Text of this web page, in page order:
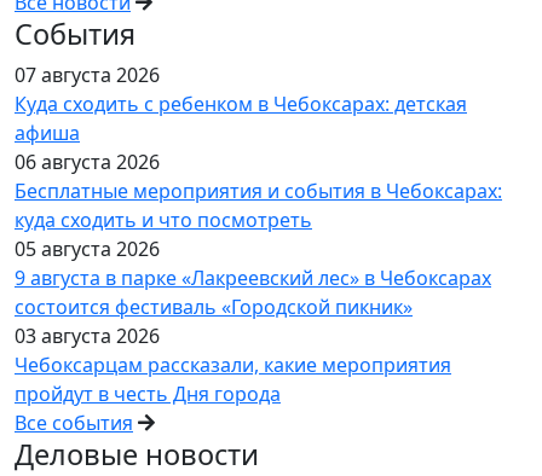
События
07 августа 2026
Куда сходить с ребенком в Чебоксарах: детская
афиша
06 августа 2026
Бесплатные мероприятия и события в Чебоксарах:
куда сходить и что посмотреть
05 августа 2026
9 августа в парке «Лакреевский лес» в Чебоксарах
состоится фестиваль «Городской пикник»
03 августа 2026
Чебоксарцам рассказали, какие мероприятия
пройдут в честь Дня города
Все события
Деловые новости